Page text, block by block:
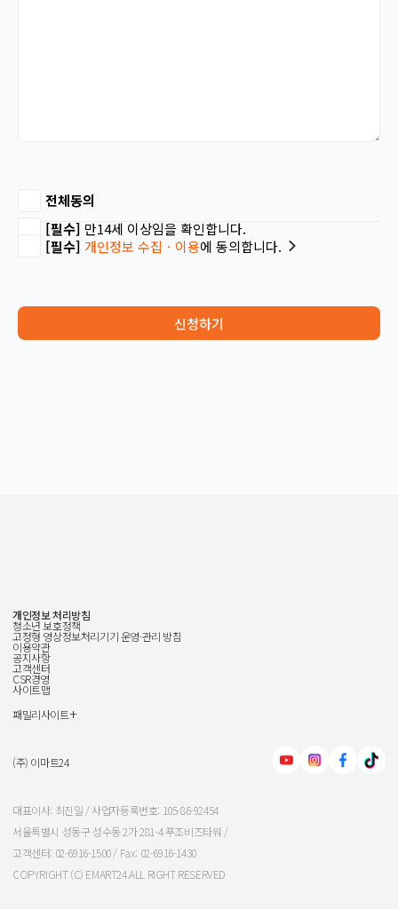
전체동의
[필수] 만14세 이상임을 확인합니다.
[필수] 개인정보 수집ㆍ이용에 동의합니다.
신청하기
개인정보 처리방침
청소년 보호정책
고정형 영상정보처리기기 운영·관리 방침
이용약관
공지사항
고객센터
CSR경영
사이트맵
패밀리사이트+
신세계그룹
신세계백화점
이마트
신세계인터내셔날
신세계푸드
(주) 이마트24
대표이사: 최진일 / 사업자등록번호: 105-86-92454
서울특별시 성동구 성수동 2가 281-4 푸조비즈타워 /
고객센터: 02-6916-1500 / Fax: 02-6916-1430
COPYRIGHT (C) EMART24.ALL RIGHT RESERVED